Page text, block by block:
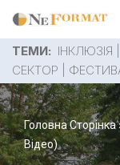
Перейти
до
вмісту
ТЕМИ: ІНКЛЮЗІЯ
СЕКТОР
Головна Сторінка
Відео)